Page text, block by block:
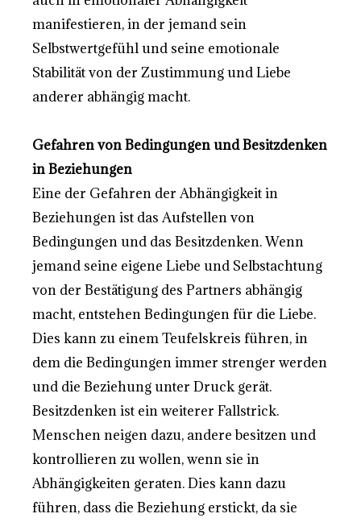
manifestieren, in der jemand sein
Selbstwertgefühl und seine emotionale
Stabilität von der Zustimmung und Liebe
anderer abhängig macht.
Gefahren von Bedingungen und Besitzdenken
in Beziehungen
Eine der Gefahren der Abhängigkeit in
Beziehungen ist das Aufstellen von
Bedingungen und das Besitzdenken. Wenn
jemand seine eigene Liebe und Selbstachtung
von der Bestätigung des Partners abhängig
macht, entstehen Bedingungen für die Liebe.
Dies kann zu einem Teufelskreis führen, in
dem die Bedingungen immer strenger werden
und die Beziehung unter Druck gerät.
Besitzdenken ist ein weiterer Fallstrick.
Menschen neigen dazu, andere besitzen und
kontrollieren zu wollen, wenn sie in
Abhängigkeiten geraten. Dies kann dazu
führen, dass die Beziehung erstickt, da sie